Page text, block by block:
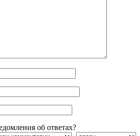
об ответах?